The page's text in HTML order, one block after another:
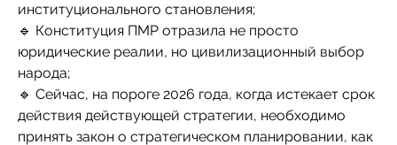
институционального становления;
🔹 Конституция ПМР отразила не просто
юридические реалии, но цивилизационный выбор
народа;
🔹 Сейчас, на пороге 2026 года, когда истекает срок
действия действующей стратегии, необходимо
принять закон о стратегическом планировании, как